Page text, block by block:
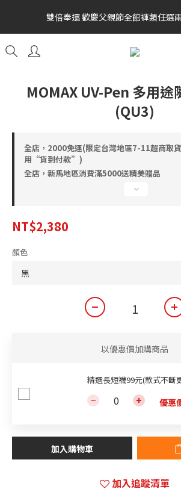
雙倍奉還 歡慶父親節全館褲類任選
雙倍奉還 歡慶父親節全館褲類任選
全館消費滿額$1680贈3D好野貓公仔(絲綢鐵
金幣 送完為止!  滿$3000再贈現
雙倍奉還 歡慶父親節全館褲類任
MOMAX UV-Pen 多用途
(QU3)
全店，2000免運(限定台灣地區7-11超商取
用“貨到付款”)
全店，新馬地區消費滿5000送精美贈品
NT$2,380
顏色
以優惠價加購商品
精選長短襪99元(款式不斷
優惠
加入購物車
加入追蹤清單